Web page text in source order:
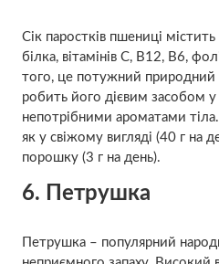
Сік паростків пшениці містить
білка, вітамінів C, B12, B6,
того, це потужний природний
робить його дієвим засобом у
непотрібними ароматами
як у свіжому вигляді (40 г на
порошку (3 г на день).
6. Петрушка
Петрушка – популярний